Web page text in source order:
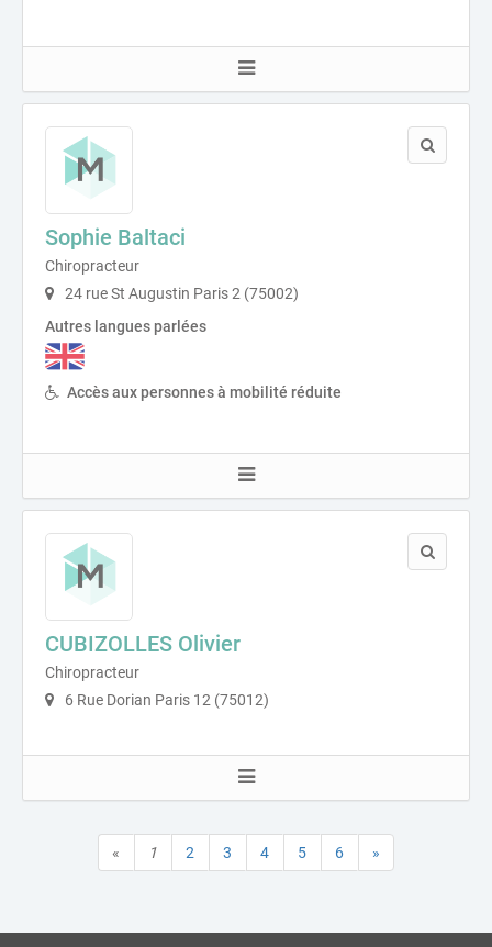
Sophie Baltaci
Chiropracteur
24 rue St Augustin Paris 2 (75002)
Autres langues parlées
Accès aux personnes à mobilité réduite
CUBIZOLLES Olivier
Chiropracteur
6 Rue Dorian Paris 12 (75012)
« 1 2 3 4 5 6 »